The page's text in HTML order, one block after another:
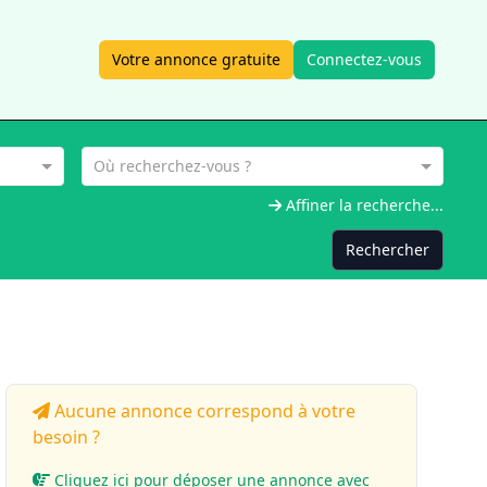
Votre annonce gratuite Connectez-vous
Où recherchez-vous ?
Affiner la recherche...
Rechercher
Aucune annonce correspond à votre
besoin ?
Cliquez ici pour déposer une annonce avec